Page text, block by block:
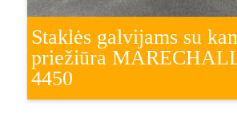
Staklės galvijams su
priežiūra
4450